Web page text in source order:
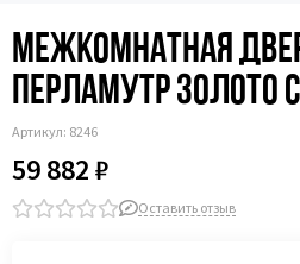
Межкомнатная
перламутр золото
Артикул: 8246
59 882 ₽
Оставить отзыв